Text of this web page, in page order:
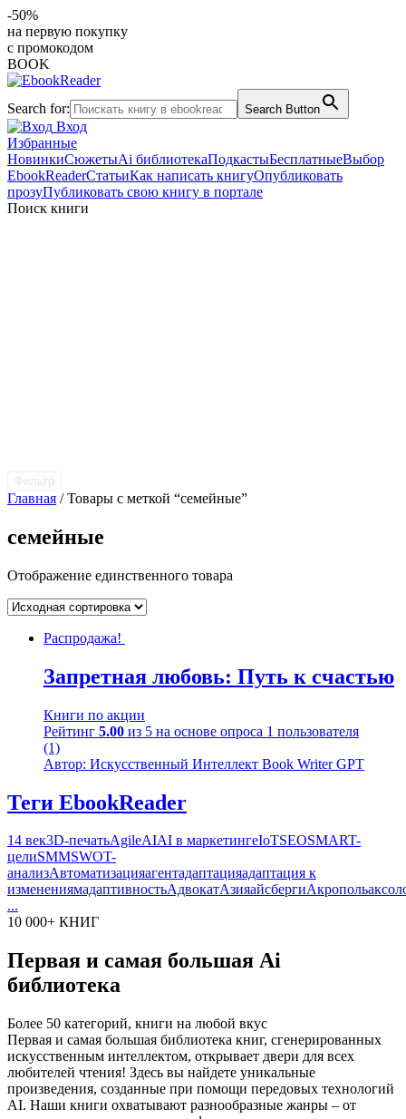
-50%
на первую покупку
с промокодом
BOOK
Search for: Search Button
Вход
Избранные
НовинкиСюжетыAi библиотекаПодкастыБесплатныеВыбор
EbookReaderСтатьиКак написать книгуОпубликовать
прозуПубликовать свою книгу в портале
Поиск книги
Главная / Товары с меткой “семейные”
семейные
Отображение единственного товара
Распродажа!
Запретная любовь: Путь к счастью
Книги по акции
Рейтинг 5.00 из 5 на основе опроса 1 пользователя
(1)
Автор: Искусственный Интеллект Book Writer GPT
Теги EbookReader
14 век3D-печатьAgileAIAI в маркетингеIoTSEOSMART-
целиSMMSWOT-
анализАвтоматизацияагентадаптацияадаптация к
изменениямадаптивностьАдвокатАзияайсбергиАкрополь
...
10 000+ КНИГ
Первая и самая большая Ai
библиотека
Более 50 категорий, книги на любой вкус
Первая и самая большая библиотека книг, сгенерированных
искусственным интеллектом, открывает двери для всех
любителей чтения! Здесь вы найдете уникальные
произведения, созданные при помощи передовых технологий
AI. Наши книги охватывают разнообразные жанры – от